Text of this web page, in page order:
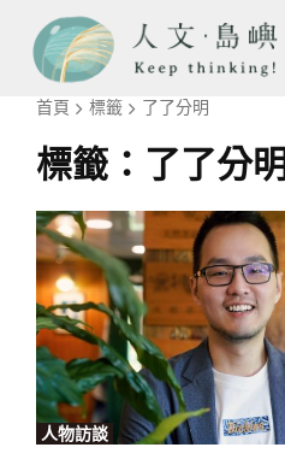
首頁 標籤 了了分明
標籤： 了了分明
人物訪談